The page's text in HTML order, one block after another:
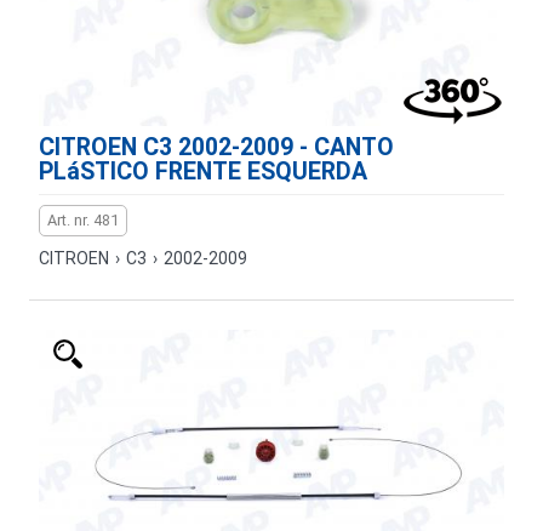
CONTACTO
CITROEN C3 2002-2009 - CANTO
PLáSTICO FRENTE ESQUERDA
Art. nr. 481
CITROEN › C3 › 2002-2009